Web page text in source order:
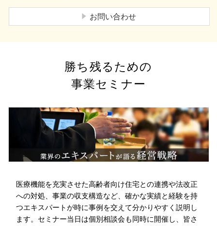
お問い合わせ
勝ち残るための
事業セミナー
医療機能を充実させた高齢者向け住宅との連携や法改正
への対処、 事業の収支構造など、確かな実績と経験を持
つエキスパートが時に事例を交えて分かりやすく説明し
ます。 セミナー当日は個別相談会も同時に開催し、皆さ